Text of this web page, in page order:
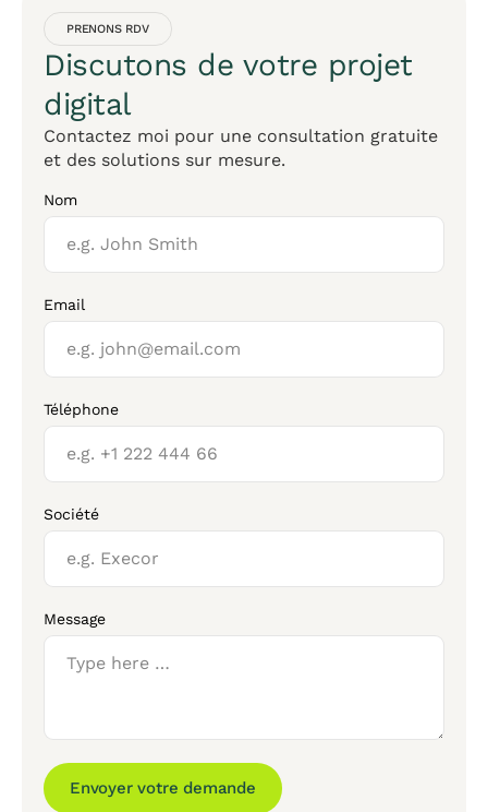
PRENONS RDV
Discutons de votre projet
digital
Contactez moi pour une consultation gratuite
et des solutions sur mesure.
Nom
Email
Téléphone
Société
Message
Envoyer votre demande